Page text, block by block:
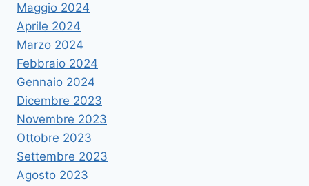
Maggio 2024
Aprile 2024
Marzo 2024
Febbraio 2024
Gennaio 2024
Dicembre 2023
Novembre 2023
Ottobre 2023
Settembre 2023
Agosto 2023